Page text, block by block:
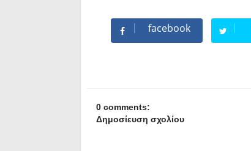
facebook
0 comments:
Δημοσίευση σχολίου